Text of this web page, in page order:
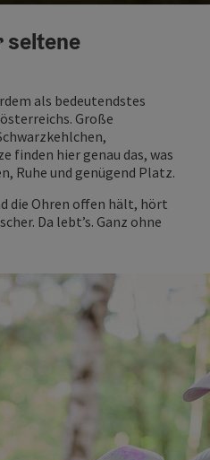
seltene
als bedeutendstes
Große
finden hier genau das, was
Ruhe und genügend Platz.
die Ohren offen hält, hört
Da lebt’s. Ganz ohne